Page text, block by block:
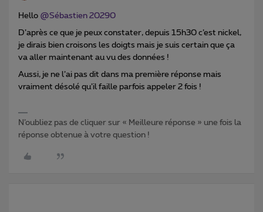
Hello @Sébastien 20290
D’après ce que je peux constater, depuis 15h30 c’est nickel,
je dirais bien croisons les doigts mais je suis certain que ça
va aller maintenant au vu des données !
Aussi, je ne l’ai pas dit dans ma première réponse mais
vraiment désolé qu’il faille parfois appeler 2 fois !
N’oubliez pas de cliquer sur « Meilleure réponse » une fois la
réponse obtenue à votre question !